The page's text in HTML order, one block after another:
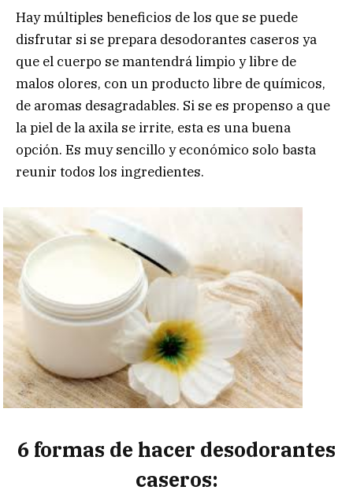
Hay múltiples beneficios de los que se puede
disfrutar si se prepara desodorantes caseros ya
que el cuerpo se mantendrá limpio y libre de
malos olores, con un producto libre de químicos,
de aromas desagradables. Si se es propenso a que
la piel de la axila se irrite, esta es una buena
opción. Es muy sencillo y económico solo basta
reunir todos los ingredientes.
6 formas de hacer desodorantes
caseros: